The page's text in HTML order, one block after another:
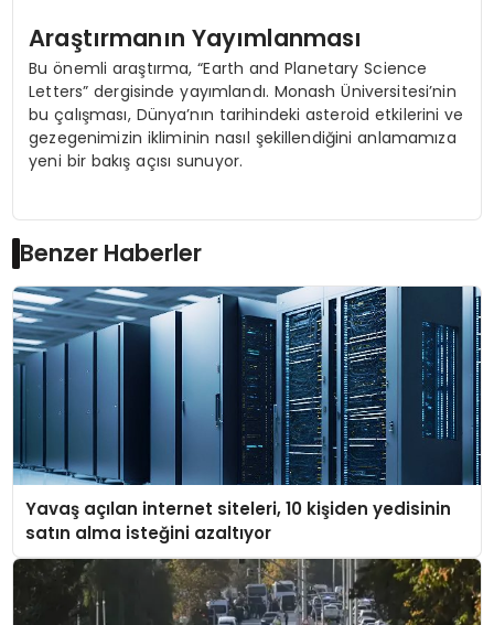
Araştırmanın Yayımlanması
Bu önemli araştırma, “Earth and Planetary Science
Letters” dergisinde yayımlandı. Monash Üniversitesi’nin
bu çalışması, Dünya’nın tarihindeki asteroid etkilerini ve
gezegenimizin ikliminin nasıl şekillendiğini anlamamıza
yeni bir bakış açısı sunuyor.
Benzer Haberler
Yavaş açılan internet siteleri, 10 kişiden yedisinin
satın alma isteğini azaltıyor